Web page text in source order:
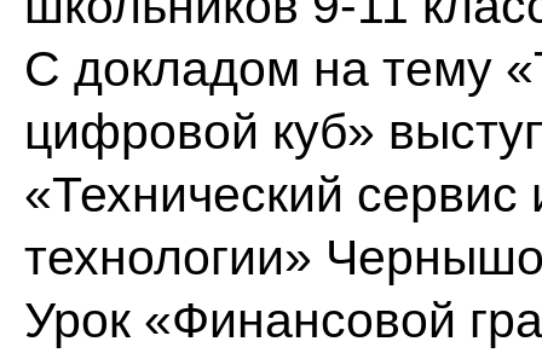
С докладом на тему
цифровой куб»
«Технический
технологии»
Урок «Финансовой